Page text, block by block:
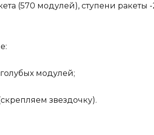
(570 модулей), ступени ракеты -
модулей;
звездочку).